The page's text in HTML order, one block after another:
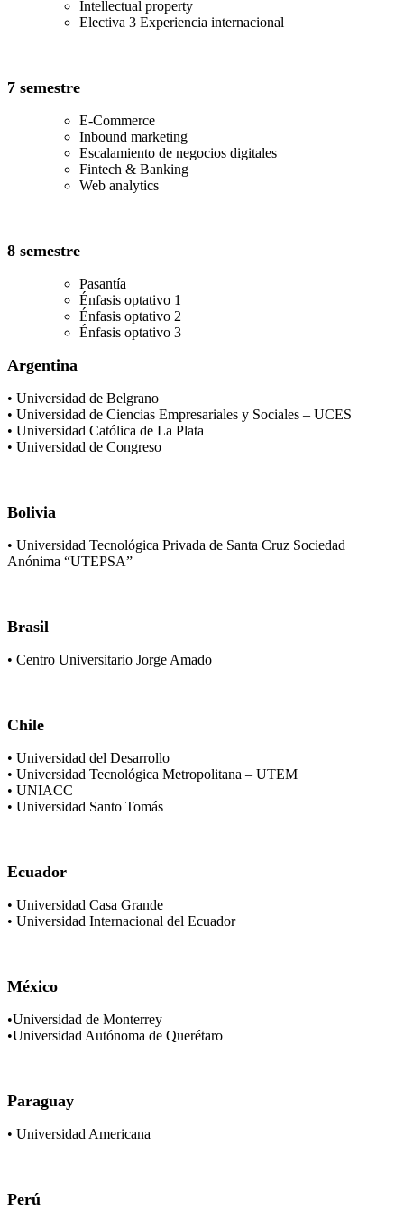
Intellectual property
Electiva 3 Experiencia internacional
7 semestre
E-Commerce
Inbound marketing
Escalamiento de negocios digitales
Fintech & Banking
Web analytics
8 semestre
Pasantía
Énfasis optativo 1
Énfasis optativo 2
Énfasis optativo 3
Argentina
• Universidad de Belgrano
• Universidad de Ciencias Empresariales y Sociales – UCES
• Universidad Católica de La Plata
• Universidad de Congreso
Bolivia
• Universidad Tecnológica Privada de Santa Cruz Sociedad
Anónima “UTEPSA”
Brasil
• Centro Universitario Jorge Amado
Chile
• Universidad del Desarrollo
• Universidad Tecnológica Metropolitana – UTEM
• UNIACC
• Universidad Santo Tomás
Ecuador
• Universidad Casa Grande
• Universidad Internacional del Ecuador
México
•Universidad de Monterrey
•Universidad Autónoma de Querétaro
Paraguay
• Universidad Americana
Perú